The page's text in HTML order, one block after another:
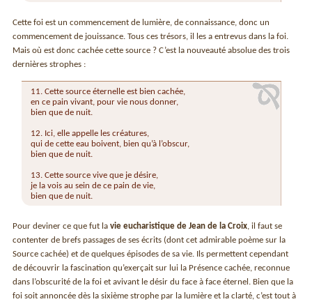
Cette foi est un commencement de lumière, de connaissance, donc un
commencement de jouissance. Tous ces trésors, il les a entrevus dans la foi.
Mais où est donc cachée cette source ? C’est la nouveauté absolue des trois
dernières strophes :
11. Cette source éternelle est bien cachée,
en ce pain vivant, pour vie nous donner,
bien que de nuit.
12. Ici, elle appelle les créatures,
qui de cette eau boivent, bien qu’à l’obscur,
bien que de nuit.
13. Cette source vive que je désire,
je la vois au sein de ce pain de vie,
bien que de nuit.
Pour deviner ce que fut la vie eucharistique de Jean de la Croix, il faut se
contenter de brefs passages de ses écrits (dont cet admirable poème sur la
Source cachée) et de quelques épisodes de sa vie. Ils permettent cependant
de découvrir la fascination qu’exerçait sur lui la Présence cachée, reconnue
dans l’obscurité de la foi et avivant le désir du face à face éternel. Bien que la
foi soit annoncée dès la sixième strophe par la lumière et la clarté, c’est tout à